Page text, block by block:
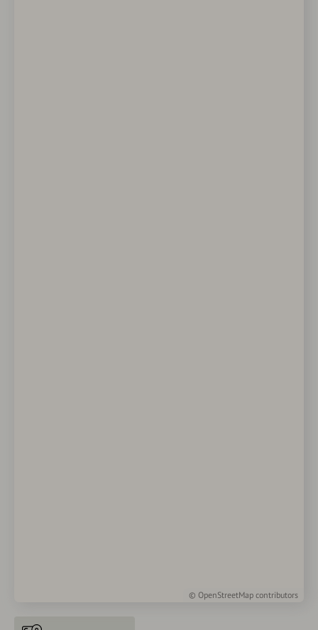
© OpenStreetMap contributors